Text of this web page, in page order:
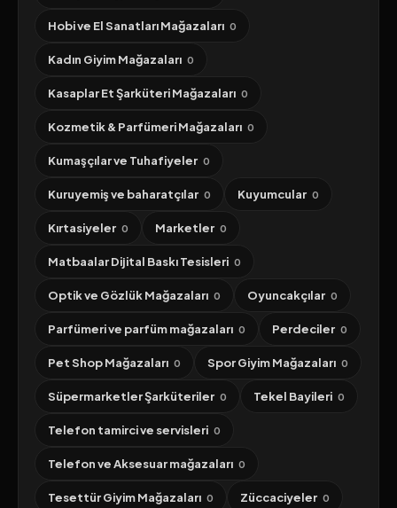
Hobi ve El Sanatları Mağazaları 0
Kadın Giyim Mağazaları 0
Kasaplar Et Şarküteri Mağazaları 0
Kozmetik & Parfümeri Mağazaları 0
Kumaşçılar ve Tuhafiyeler 0
Kuruyemiş ve baharatçılar 0 Kuyumcular 0
Kırtasiyeler 0 Marketler 0
Matbaalar Dijital Baskı Tesisleri 0
Optik ve Gözlük Mağazaları 0 Oyuncakçılar 0
Parfümeri ve parfüm mağazaları 0 Perdeciler 0
Pet Shop Mağazaları 0 Spor Giyim Mağazaları 0
Süpermarketler Şarküteriler 0 Tekel Bayileri 0
Telefon tamirci ve servisleri 0
Telefon ve Aksesuar mağazaları 0
Tesettür Giyim Mağazaları 0 Züccaciyeler 0